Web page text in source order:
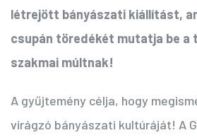
létrejött bányászati kiállítást,
csupán töredékét mutatja be a
szakmai múltnak!
A gyűjtemény célja, hogy
virágzó bányászati kultúráját! A